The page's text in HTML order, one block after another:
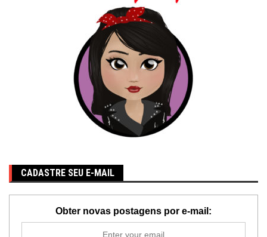
CADASTRE SEU E-MAIL
Obter novas postagens por e-mail: